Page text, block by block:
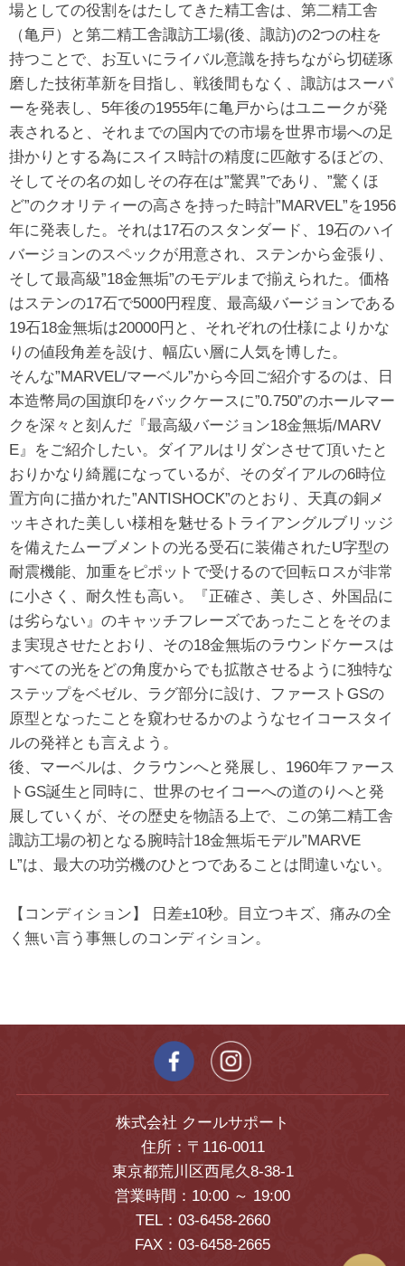
場としての役割をはたしてきた精工舎は、第二精工舎
（亀戸）と第二精工舎諏訪工場(後、諏訪)の2つの柱を
持つことで、お互いにライバル意識を持ちながら切磋琢
磨した技術革新を目指し、戦後間もなく、諏訪はスーパ
ーを発表し、5年後の1955年に亀戸からはユニークが発
表されると、それまでの国内での市場を世界市場への足
掛かりとする為にスイス時計の精度に匹敵するほどの、
そしてその名の如しその存在は”驚異”であり、”驚くほ
ど”のクオリティーの高さを持った時計”MARVEL”を1956
年に発表した。それは17石のスタンダード、19石のハイ
バージョンのスペックが用意され、ステンから金張り、
そして最高級”18金無垢”のモデルまで揃えられた。価格
はステンの17石で5000円程度、最高級バージョンである
19石18金無垢は20000円と、それぞれの仕様によりかな
りの値段角差を設け、幅広い層に人気を博した。
そんな”MARVEL/マーベル”から今回ご紹介するのは、日
本造幣局の国旗印をバックケースに”0.750”のホールマー
クを深々と刻んだ『最高級バージョン18金無垢/MARV
E』をご紹介したい。ダイアルはリダンさせて頂いたと
おりかなり綺麗になっているが、そのダイアルの6時位
置方向に描かれた”ANTISHOCK”のとおり、天真の銅メ
ッキされた美しい様相を魅せるトライアングルブリッジ
を備えたムーブメントの光る受石に装備されたU字型の
耐震機能、加重をピポットで受けるので回転ロスが非常
に小さく、耐久性も高い。『正確さ、美しさ、外国品に
は劣らない』のキャッチフレーズであったことをそのま
ま実現させたとおり、その18金無垢のラウンドケースは
すべての光をどの角度からでも拡散させるように独特な
ステップをベゼル、ラグ部分に設け、ファーストGSの
原型となったことを窺わせるかのようなセイコースタイ
ルの発祥とも言えよう。
後、マーベルは、クラウンへと発展し、1960年ファース
トGS誕生と同時に、世界のセイコーへの道のりへと発
展していくが、その歴史を物語る上で、この第二精工舎
諏訪工場の初となる腕時計18金無垢モデル”MARVE
L”は、最大の功労機のひとつであることは間違いない。
【コンディション】 日差±10秒。目立つキズ、痛みの全
く無い言う事無しのコンディション。
株式会社 クールサポート
住所：〒116-0011
東京都荒川区西尾久8-38-1
営業時間：10:00 ～ 19:00
TEL：03-6458-2660
FAX：03-6458-2665